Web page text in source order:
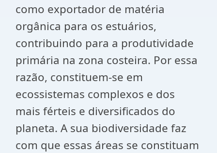
como exportador de matéria
orgânica para os estuários,
contribuindo para a produtividade
primária na zona costeira. Por essa
razão, constituem-se em
ecossistemas complexos e dos
mais férteis e diversificados do
planeta. A sua biodiversidade faz
com que essas áreas se constituam